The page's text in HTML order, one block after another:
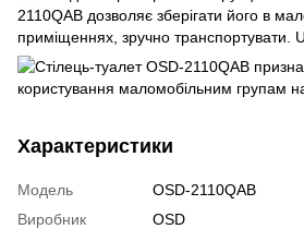
Характеристики
Модель
OSD-2110QAB
Виробник
OSD